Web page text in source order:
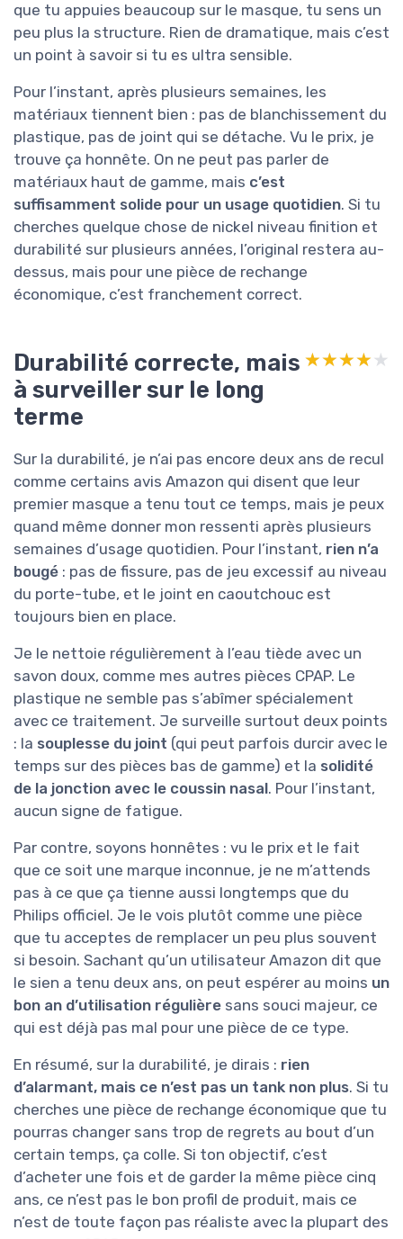
que tu appuies beaucoup sur le masque, tu sens un
peu plus la structure. Rien de dramatique, mais c’est
un point à savoir si tu es ultra sensible.
Pour l’instant, après plusieurs semaines, les
matériaux tiennent bien : pas de blanchissement du
plastique, pas de joint qui se détache. Vu le prix, je
trouve ça honnête. On ne peut pas parler de
matériaux haut de gamme, mais c’est
suffisamment solide pour un usage quotidien. Si tu
cherches quelque chose de nickel niveau finition et
durabilité sur plusieurs années, l’original restera au-
dessus, mais pour une pièce de rechange
économique, c’est franchement correct.
Durabilité correcte, mais
à surveiller sur le long
terme
★★★★★
★★★★★
Sur la durabilité, je n’ai pas encore deux ans de recul
comme certains avis Amazon qui disent que leur
premier masque a tenu tout ce temps, mais je peux
quand même donner mon ressenti après plusieurs
semaines d’usage quotidien. Pour l’instant, rien n’a
bougé : pas de fissure, pas de jeu excessif au niveau
du porte-tube, et le joint en caoutchouc est
toujours bien en place.
Je le nettoie régulièrement à l’eau tiède avec un
savon doux, comme mes autres pièces CPAP. Le
plastique ne semble pas s’abîmer spécialement
avec ce traitement. Je surveille surtout deux points
: la souplesse du joint (qui peut parfois durcir avec le
temps sur des pièces bas de gamme) et la solidité
de la jonction avec le coussin nasal. Pour l’instant,
aucun signe de fatigue.
Par contre, soyons honnêtes : vu le prix et le fait
que ce soit une marque inconnue, je ne m’attends
pas à ce que ça tienne aussi longtemps que du
Philips officiel. Je le vois plutôt comme une pièce
que tu acceptes de remplacer un peu plus souvent
si besoin. Sachant qu’un utilisateur Amazon dit que
le sien a tenu deux ans, on peut espérer au moins un
bon an d’utilisation régulière sans souci majeur, ce
qui est déjà pas mal pour une pièce de ce type.
En résumé, sur la durabilité, je dirais : rien
d’alarmant, mais ce n’est pas un tank non plus. Si tu
cherches une pièce de rechange économique que tu
pourras changer sans trop de regrets au bout d’un
certain temps, ça colle. Si ton objectif, c’est
d’acheter une fois et de garder la même pièce cinq
ans, ce n’est pas le bon profil de produit, mais ce
n’est de toute façon pas réaliste avec la plupart des